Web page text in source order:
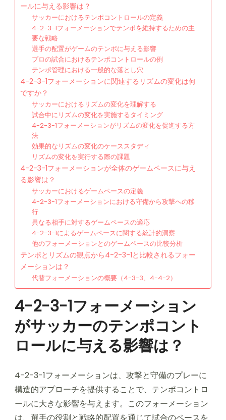
ールに与える影響は？
サッカーにおけるテンポコントロールの定義
4-2-3-1フォーメーションでテンポを維持するための主
要な戦略
選手の配置がゲームのテンポに与える影響
プロの試合におけるテンポコントロールの例
テンポ管理における一般的な落とし穴
4-2-3-1フォーメーションに関連するリズムの変化は何
ですか？
サッカーにおけるリズムの変化を理解する
試合中にリズムの変化を実施するタイミング
4-2-3-1フォーメーションがリズムの変化を促進する方
法
効果的なリズムの変化のケーススタディ
リズムの変化を実行する際の課題
4-2-3-1フォーメーションが全体のゲームペースに与え
る影響は？
サッカーにおけるゲームペースの定義
4-2-3-1フォーメーションにおける守備から攻撃への移
行
異なる相手に対するゲームペースの適応
4-2-3-1によるゲームペースに関する統計的洞察
他のフォーメーションとのゲームペースの比較分析
テンポとリズムの観点から4-2-3-1と比較されるフォー
メーションは？
代替フォーメーションの概要（4-3-3、4-4-2）
4-2-3-1フォーメーション
がサッカーのテンポコント
ロールに与える影響は？
4-2-3-1フォーメーションは、攻撃と守備のプレーに
構造的アプローチを提供することで、テンポコントロ
ールに大きな影響を与えます。このフォーメーション
は、選手の役割と戦略的配置を通じて試合のペースを